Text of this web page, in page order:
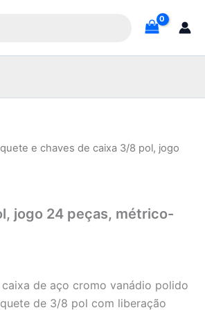
e chaves de caixa 3/8 pol, jogo
jogo 24 peças, métrico-
de aço cromo vanádio polido
de 3/8 pol com liberação